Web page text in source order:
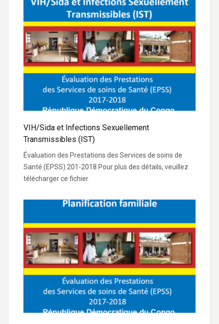
VIH/Sida et Infections Sexuellement
Transmissibles (IST)
Évaluation des Prestations des Services de soins de
Santé (EPSS) 201-2018 Pour plus des détails, veuillez
télécharger ce fichier